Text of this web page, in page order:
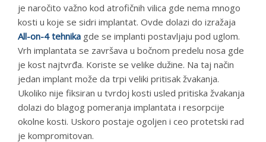
je naročito važno kod atrofičnih vilica gde nema mnogo
kosti u koje se sidri implantat. Ovde dolazi do izražaja
All-on-4 tehnika gde se implanti postavljaju pod uglom.
Vrh implantata se završava u bočnom predelu nosa gde
je kost najtvrđa. Koriste se velike dužine. Na taj način
jedan implant može da trpi veliki pritisak žvakanja.
Ukoliko nije fiksiran u tvrdoj kosti usled pritiska žvakanja
dolazi do blagog pomeranja implantata i resorpcije
okolne kosti. Uskoro postaje ogoljen i ceo protetski rad
je kompromitovan.